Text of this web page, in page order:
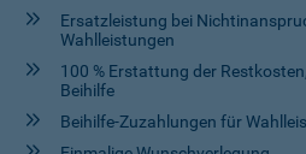
Ersatzleistung bei
Wahlleistungen
100 % Erstattung der
Beihilfe
Beihilfe-Zuzahlungen für